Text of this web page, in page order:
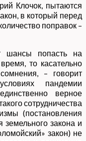
Клочок, пытаются
в который перед
поправок –
шансы попасть на
то касательно
– говорит
пандемии
верное
сотрудничества
(постановления
земельного закона и
закон) не